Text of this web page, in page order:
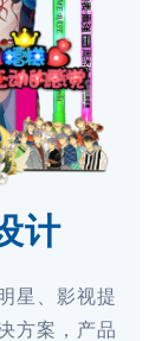
计
星、影视提
方案，产品